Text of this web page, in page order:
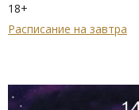
18+
Расписание на завтра